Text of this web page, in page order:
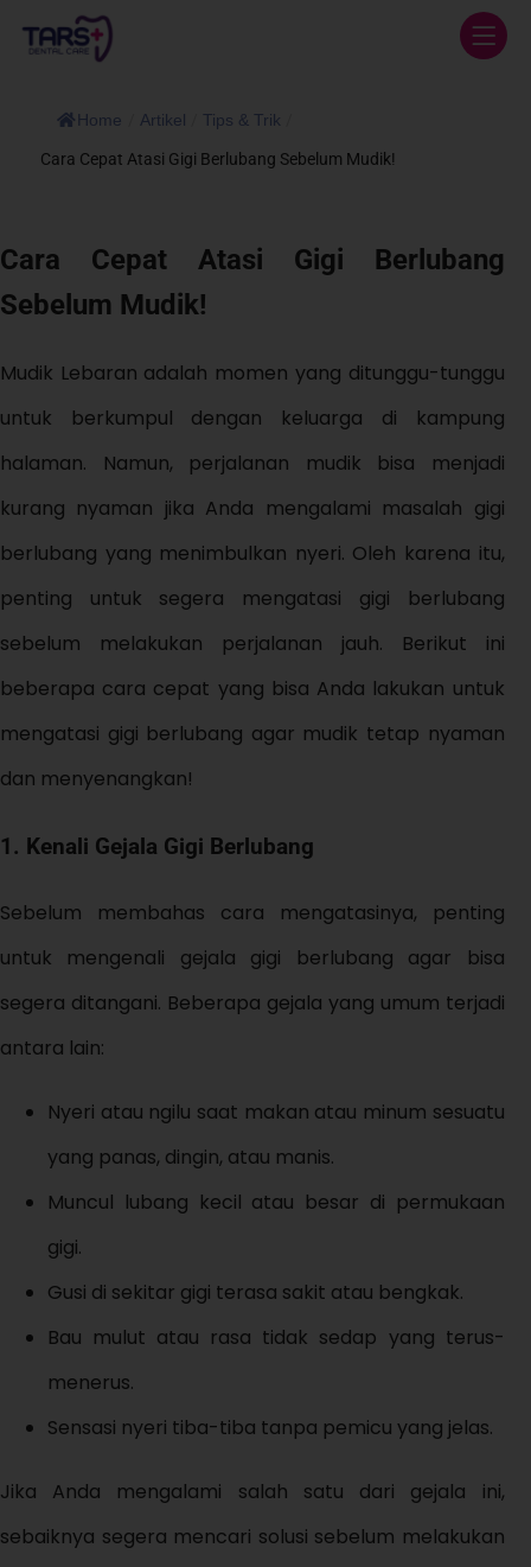
Home Artikel Tips & Trik
Cara Cepat Atasi Gigi Berlubang Sebelum Mudik!
Cara Cepat Atasi Gigi Berlubang
Sebelum Mudik!
Mudik Lebaran adalah momen yang ditunggu-tunggu
untuk berkumpul dengan keluarga di kampung
halaman. Namun, perjalanan mudik bisa menjadi
kurang nyaman jika Anda mengalami masalah gigi
berlubang yang menimbulkan nyeri. Oleh karena itu,
penting untuk segera mengatasi gigi berlubang
sebelum melakukan perjalanan jauh. Berikut ini
beberapa cara cepat yang bisa Anda lakukan untuk
mengatasi gigi berlubang agar mudik tetap nyaman
dan menyenangkan!
1. Kenali Gejala Gigi Berlubang
Sebelum membahas cara mengatasinya, penting
untuk mengenali gejala gigi berlubang agar bisa
segera ditangani. Beberapa gejala yang umum terjadi
antara lain:
Nyeri atau ngilu saat makan atau minum sesuatu
yang panas, dingin, atau manis.
Muncul lubang kecil atau besar di permukaan
gigi.
Gusi di sekitar gigi terasa sakit atau bengkak.
Bau mulut atau rasa tidak sedap yang terus-
menerus.
Sensasi nyeri tiba-tiba tanpa pemicu yang jelas.
Jika Anda mengalami salah satu dari gejala ini,
sebaiknya segera mencari solusi sebelum melakukan